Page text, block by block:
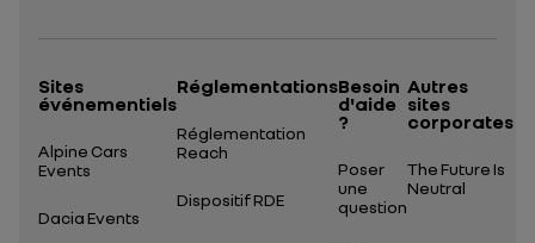
Sites
événementiels
Alpine Cars
Events
Dacia Events
Réglementations
Réglementation
Reach
Dispositif RDE
Besoin
d'aide
?
Poser
une
question
Autres
sites
corporates
The Future Is
Neutral